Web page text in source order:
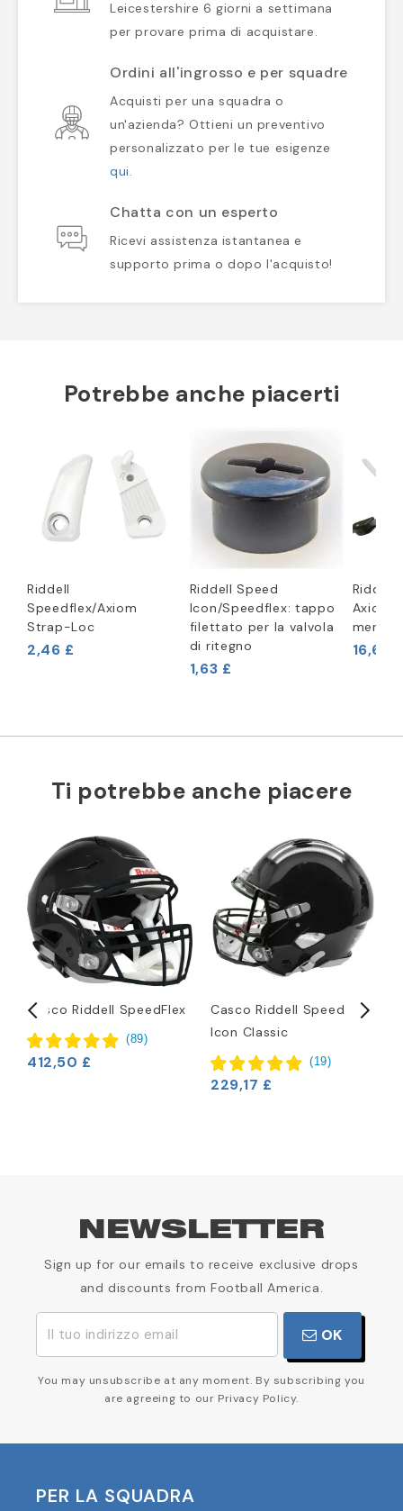
Leicestershire 6 giorni a settimana
per provare prima di acquistare.
Ordini all'ingrosso e per squadre
Acquisti per una squadra o
un'azienda? Ottieni un preventivo
personalizzato per le tue esigenze
qui.
Chatta con un esperto
Ricevi assistenza istantanea e
supporto prima o dopo l'acquisto!
Potrebbe anche piacerti
Riddell
Speedflex/Axiom
Strap-Loc
2,46 £
Riddell Speed
Icon/Speedflex: tappo
filettato per la valvola
di ritegno
1,63 £
Riddell
Axiom
16,67
Ti potrebbe anche piacere
Casco Riddell SpeedFlex
(89)
412,50 £
Casco Riddell Speed
Icon Classic
(19)
229,17 £
NEWSLETTER
Sign up for our emails to receive exclusive drops
and discounts from Football America.
OK
You may unsubscribe at any moment. By subscribing you
are agreeing to our Privacy Policy.
PER LA SQUADRA